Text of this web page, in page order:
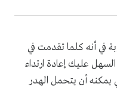
في أنه كلما تقدمت في
عليك إعادة ارتداء
أن يتحمل الهدر